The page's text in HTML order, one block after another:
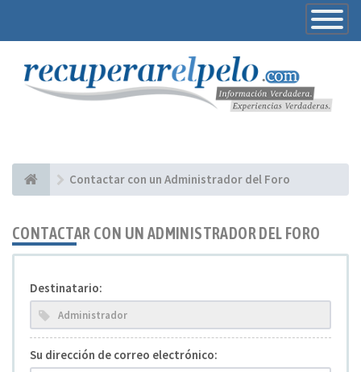
Toggle
Contactar con un Administrador del Foro
CONTACTAR CON UN ADMINISTRADOR DEL FORO
Destinatario:
Su dirección de correo electrónico: